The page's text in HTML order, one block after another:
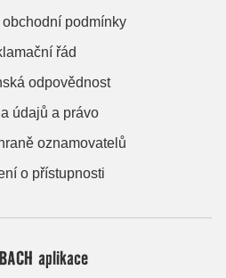
podmínky
řád
odpovědnost
údajů a právo
oznamovatelů
o přístupnosti
aplikace